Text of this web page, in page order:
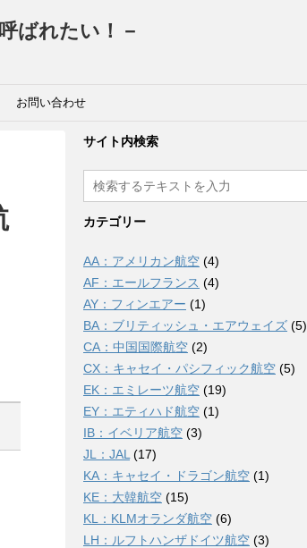
ばれたい！－
お問い合わせ
サイト内検索
カテゴリー
AA：アメリカン航空 (4)
AF：エールフランス (4)
AY：フィンエアー (1)
BA：ブリティッシュ・エアウェイズ (5)
CA：中国国際航空 (2)
CX：キャセイ・パシフィック航空 (5)
EK：エミレーツ航空 (19)
EY：エティハド航空 (1)
IB：イベリア航空 (3)
JL：JAL (17)
KA：キャセイ・ドラゴン航空 (1)
KE：大韓航空 (15)
KL：KLMオランダ航空 (6)
LH：ルフトハンザドイツ航空 (3)